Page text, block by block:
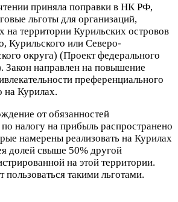
приняла поправки в НК РФ,
льготы для организаций,
на территории Курильских островов
Курильского или Северо-
округа) (Проект федерального
направлен на повышение
преференциального
на Курилах.
от обязанностей
налогу на прибыль распространено
намерены реализовать на Курилах
долей свыше 50% другой
на этой территории.
такими льготами.